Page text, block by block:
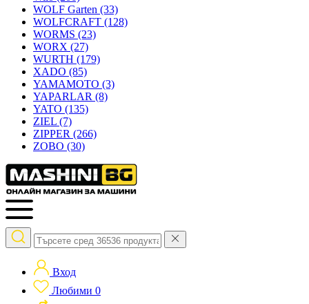
WOLF Garten (33)
WOLFCRAFT (128)
WORMS (23)
WORX (27)
WURTH (179)
XADO (85)
YAMAMOTO (3)
YAPARLAR (8)
YATO (135)
ZIEL (7)
ZIPPER (266)
ZOBO (30)
Вход
Любими 0